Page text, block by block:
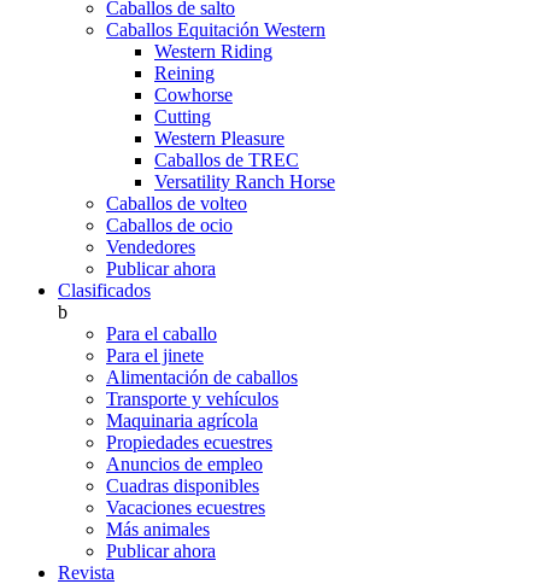
Caballos de salto
Caballos Equitación Western
Western Riding
Reining
Cowhorse
Cutting
Western Pleasure
Caballos de TREC
Versatility Ranch Horse
Caballos de volteo
Caballos de ocio
Vendedores
Publicar ahora
Clasificados
b
Para el caballo
Para el jinete
Alimentación de caballos
Transporte y vehículos
Maquinaria agrícola
Propiedades ecuestres
Anuncios de empleo
Cuadras disponibles
Vacaciones ecuestres
Más animales
Publicar ahora
Revista